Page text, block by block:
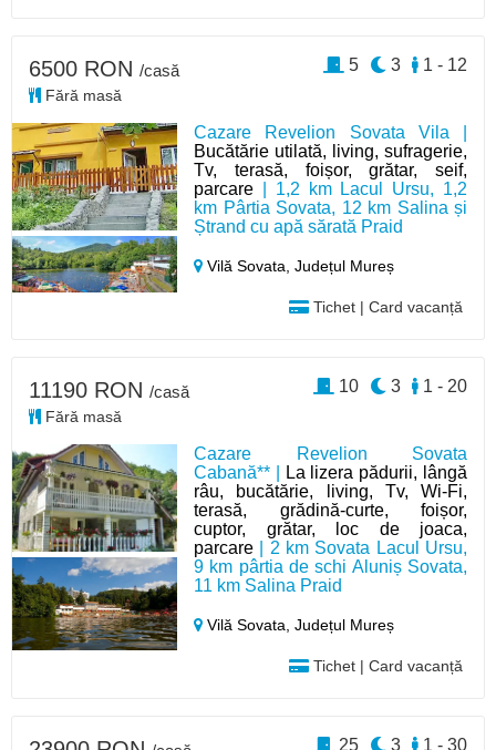
Cazare Revelion Sovata Vila |
Bucătărie utilată, living, sufragerie,
Tv, terasă, foișor, grătar, seif,
parcare | 1,2 km Lacul Ursu, 1,2
km Pârtia Sovata, 12 km Salina și
Ștrand cu apă sărată Praid
Vilă Sovata,Județul Mureș
Tichet | Card vacanță
6500 RON /casă
Fără masă
1 - 12
3
5
Cazare Revelion Sovata
Cabană** |
La lizera pădurii, lângă
râu, bucătărie, living, Tv, Wi-Fi,
terasă, grădină-curte, foișor,
cuptor, grătar, loc de joaca,
parcare | 2 km Sovata Lacul Ursu,
9 km pârtia de schi Aluniș Sovata,
11 km Salina Praid
Vilă Sovata,Județul Mureș
Tichet | Card vacanță
11190 RON /casă
Fără masă
1 - 20
3
10
1 - 30
3
25